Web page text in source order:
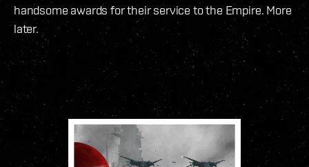
handsome awards for their service to the Empire. More
later.